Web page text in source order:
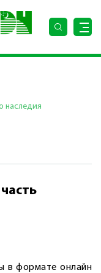
наследия
в формате онлайн